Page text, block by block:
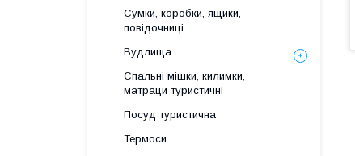
Сумки, коробки, ящики,
повідочниці
Вудлища
Спальні мішки, килимки,
матраци туристичні
Посуд туристична
Термоси